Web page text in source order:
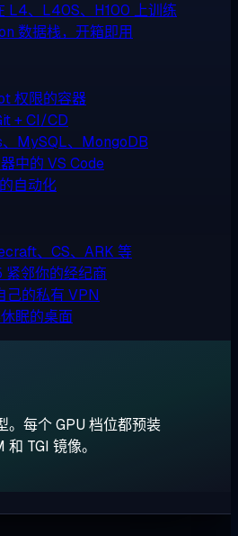
L4、L40S、H100 上训练
数据栈，开箱即用
权限的容器
+ CI/CD
MySQL、MongoDB
中的 VS Code
自动化
、CS、ARK 等
紧邻你的经纪商
己的私有 VPN
眠的桌面
每个 GPU 档位都预装
TGI 镜像。